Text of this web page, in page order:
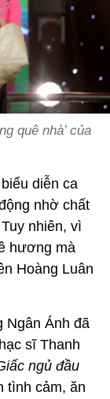
quê nhà’ của
diễn ca
nhờ chất
nhiên, vì
hương mà
Hoàng Luân
Ngân Ánh đã
sĩ Thanh
ngủ đầu
tình cảm, ăn